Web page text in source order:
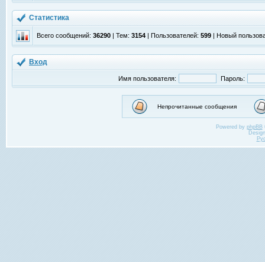
Статистика
Всего сообщений: 36290 | Тем: 3154 | Пользователей: 599 | Новый
Вход
Имя пользователя: Пароль:
Непрочитанные сообщения
Powered by phpBB